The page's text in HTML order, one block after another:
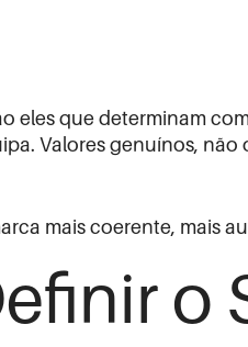
eles que determinam
Valores genuínos, não
mais coerente, mais
o